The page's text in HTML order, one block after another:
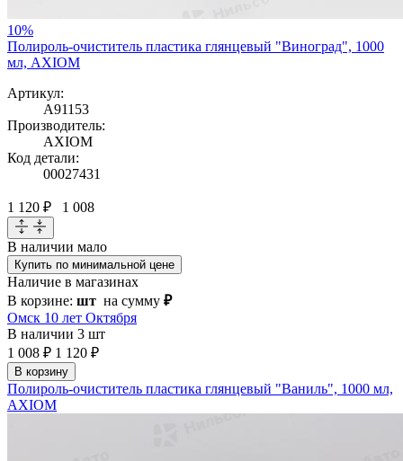
10%
Полироль-очиститель пластика глянцевый "Виноград", 1000
мл, AXIOM
Артикул:
A91153
Производитель:
AXIOM
Код детали:
00027431
1 120 ₽ 1 008
В наличии мало
Купить по минимальной цене
Наличие в магазинах
В корзине: шт на сумму ₽
Омск 10 лет Октября
В наличии 3 шт
1 008 ₽ 1 120 ₽
В корзину
Полироль-очиститель пластика глянцевый "Ваниль", 1000 мл,
AXIOM